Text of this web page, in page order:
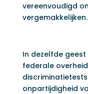
vereenvoudigd
vergemakkelijken.
In dezelfde
federale
onpartijdigheid